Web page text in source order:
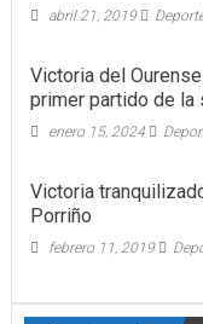
abril 21, 2019
Victoria del
primer partido de la
enero 15, 2024
Victoria
Porriño
febrero 11, 2019